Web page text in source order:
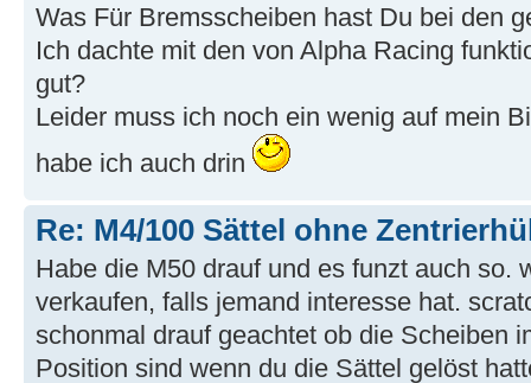
Was Für Bremsscheiben hast Du bei den
Ich dachte mit den von Alpha Racing
gut?
Leider muss ich noch ein wenig auf mein
habe ich auch drin
Re: M4/100 Sättel ohne
Habe die M50 drauf und es funzt auch so.
verkaufen, falls jemand interesse hat.
schonmal drauf geachtet ob die Scheiben
Position sind wenn du die Sättel gelöst